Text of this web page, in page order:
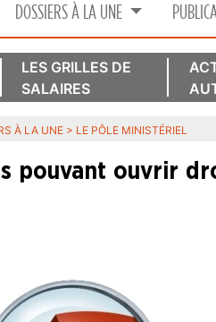
DOSSIERS À LA UNE
LES GRILLES DE
SALAIRES
À LA UNE > LE PÔLE MINISTÉRIEL
pouvant ouvrir